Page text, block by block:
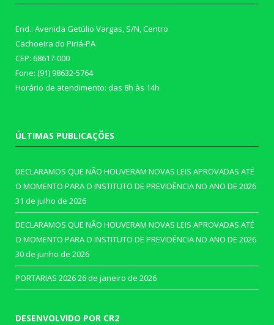
End.: Avenida Getúlio Vargas, S/N, Centro
Cachoeira do Piriá-PA
CEP: 68617-000
Fone: (91) 98632-5764
Horário de atendimento: das 8h às 14h
ÚLTIMAS PUBLICAÇÕES
DECLARAMOS QUE NÃO HOUVERAM NOVAS LEIS APROVADAS ATÉ
O MOMENTO PARA O INSTITUTO DE PREVIDÊNCIA NO ANO DE 2026
31 de julho de 2026
DECLARAMOS QUE NÃO HOUVERAM NOVAS LEIS APROVADAS ATÉ
O MOMENTO PARA O INSTITUTO DE PREVIDÊNCIA NO ANO DE 2026
30 de junho de 2026
PORTARIAS 202626 de janeiro de 2026
DESENVOLVIDO POR CR2